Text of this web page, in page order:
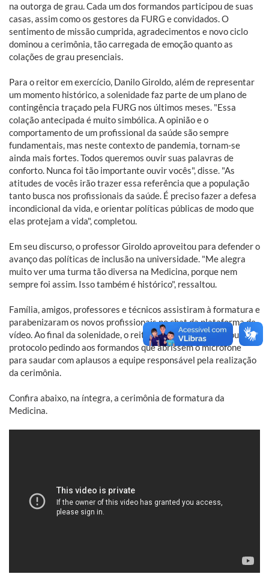
na outorga de grau. Cada um dos formandos participou de suas
casas, assim como os gestores da FURG e convidados. O
sentimento de missão cumprida, agradecimentos e novo ciclo
dominou a cerimônia, tão carregada de emoção quanto as
colações de grau presenciais.
Para o reitor em exercício, Danilo Giroldo, além de representar
um momento histórico, a solenidade faz parte de um plano de
contingência traçado pela FURG nos últimos meses. "Essa
colação antecipada é muito simbólica. A opinião e o
comportamento de um profissional da saúde são sempre
fundamentais, mas neste contexto de pandemia, tornam-se
ainda mais fortes. Todos queremos ouvir suas palavras de
conforto. Nunca foi tão importante ouvir vocês", disse. "As
atitudes de vocês irão trazer essa referência que a população
tanto busca nos profissionais da saúde. É preciso fazer a defesa
incondicional da vida, e orientar políticas públicas de modo que
elas protejam a vida", completou.
Em seu discurso, o professor Giroldo aproveitou para defender o
avanço das políticas de inclusão na universidade. "Me alegra
muito ver uma turma tão diversa na Medicina, porque nem
sempre foi assim. Isso também é histórico", ressaltou.
Família, amigos, professores e técnicos assistiram à formatura e
parabenizaram os novos profissionais no chat da plataforma de
vídeo. Ao final da solenidade, o reitor em exercício quebrou o
protocolo pedindo aos formandos que abrissem o microfone
para saudar com aplausos a equipe responsável pela realização
da cerimônia.
Confira abaixo, na íntegra, a cerimônia de formatura da
Medicina.